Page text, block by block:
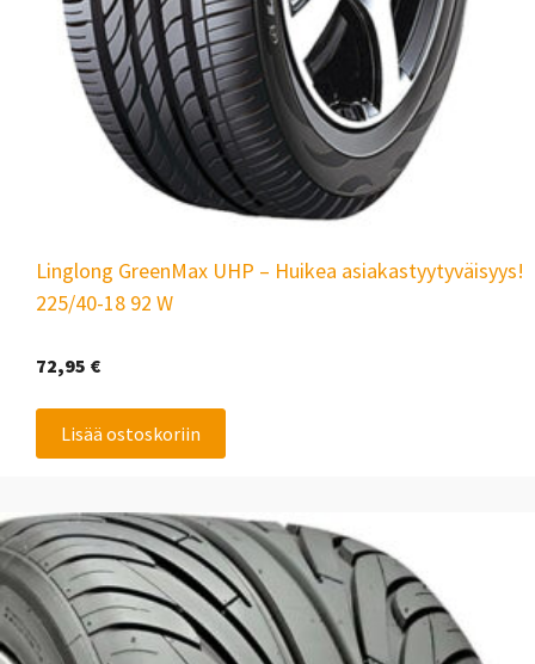
Linglong GreenMax UHP – Huikea asiakastyytyväisyys!
225/40-18 92 W
72,95 €
Lisää ostoskoriin